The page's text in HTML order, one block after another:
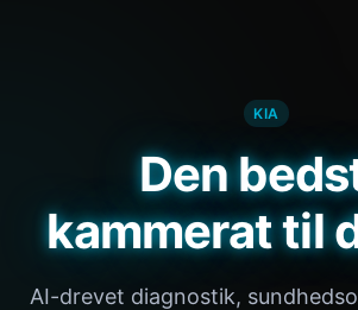
KIA
Den
kammerat til
AI-drevet diagnostik,